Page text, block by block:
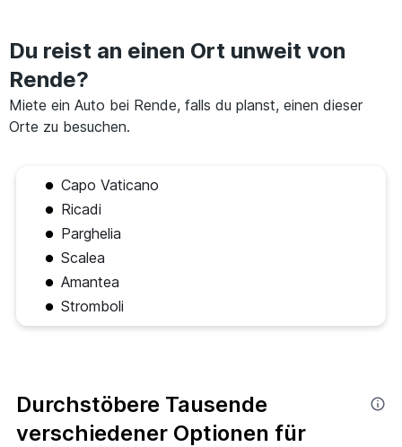
Du reist an einen Ort unweit von
Rende?
Miete ein Auto bei Rende, falls du planst, einen dieser
Orte zu besuchen.
Capo Vaticano
Ricadi
Parghelia
Scalea
Amantea
Stromboli
Durchstöbere Tausende
verschiedener Optionen für